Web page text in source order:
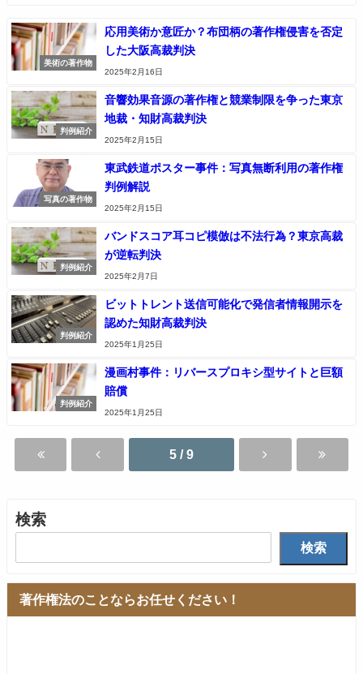
美術の著作物
応用美術か意匠か？布団柄の著作権侵害を否定
した大阪高裁判決
2025年2月16日
判例紹介
音響効果音源の著作権と競業制限を争った東京
地裁・知財高裁判決
2025年2月15日
写真の著作物
東武鉄道ポスター事件：写真無断利用の著作権
判例解説
2025年2月15日
判例紹介
バンドスコア耳コピ模倣は不法行為？東京高裁
が逆転判決
2025年2月7日
判例紹介
ビットトレント送信可能化で発信者情報開示を
認めた知財高裁判決
2025年1月25日
判例紹介
漫画村事件：リバースプロキシ型サイトと巨額
賠償
2025年1月25日
5 / 9
検索
検索
著作権法のことならお任せください！